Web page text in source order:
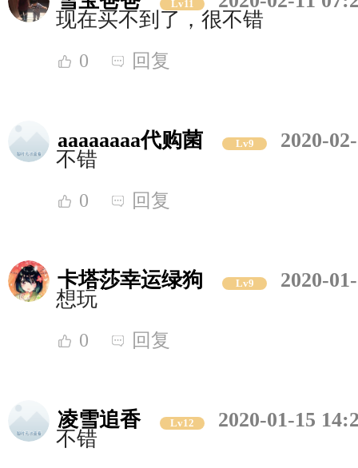
Lv11
现在买不到了，很不错
0 回复
aaaaaaaa代购菌 Lv9
2020-
不错
0 回复
卡塔莎幸运绿狗 Lv9
2020-
想玩
0 回复
凌雪追香 Lv12
2020-01-15
不错